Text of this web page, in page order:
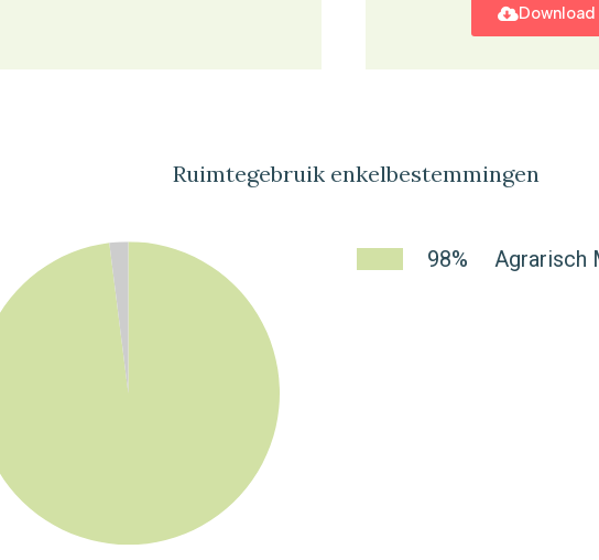
Download
Ruimtegebruik enkelbestemmingen
98% Agrarisch